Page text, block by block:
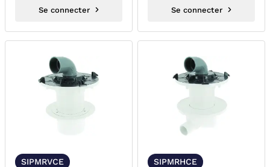
Se connecter Se connecter
SIPMRVCE SIPMRHCE